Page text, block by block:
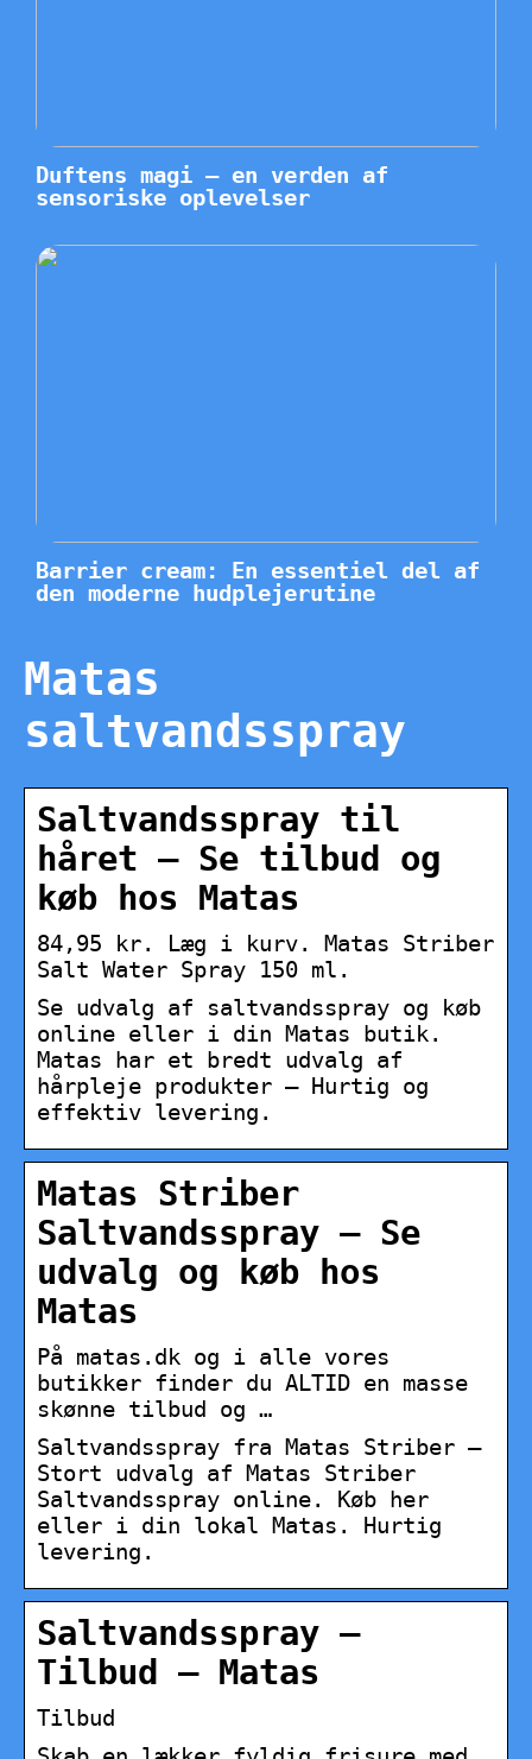
Duftens magi – en verden af
sensoriske oplevelser
Barrier cream: En essentiel del af
den moderne hudplejerutine
Matas
saltvandsspray
Saltvandsspray til
håret – Se tilbud og
køb hos Matas
84,95 kr. Læg i kurv. Matas Striber
Salt Water Spray 150 ml.
Se udvalg af saltvandsspray og køb
online eller i din Matas butik.
Matas har et bredt udvalg af
hårpleje produkter – Hurtig og
effektiv levering.
Matas Striber
Saltvandsspray – Se
udvalg og køb hos
Matas
På matas.dk og i alle vores
butikker finder du ALTID en masse
skønne tilbud og …
Saltvandsspray fra Matas Striber –
Stort udvalg af Matas Striber
Saltvandsspray online. Køb her
eller i din lokal Matas. Hurtig
levering.
Saltvandsspray –
Tilbud – Matas
Tilbud